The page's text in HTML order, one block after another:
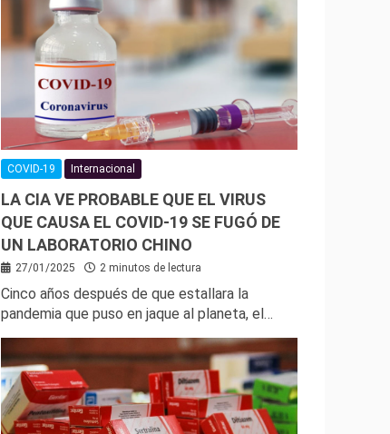
COVID-19 Internacional
LA CIA VE PROBABLE QUE EL VIRUS
QUE CAUSA EL COVID-19 SE FUGÓ DE
UN LABORATORIO CHINO
27/01/2025 2 minutos de lectura
Cinco años después de que estallara la
pandemia que puso en jaque al planeta, el…